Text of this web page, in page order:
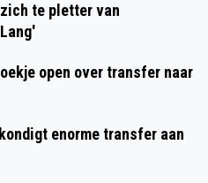
te pletter van
open over transfer naar
enorme transfer aan